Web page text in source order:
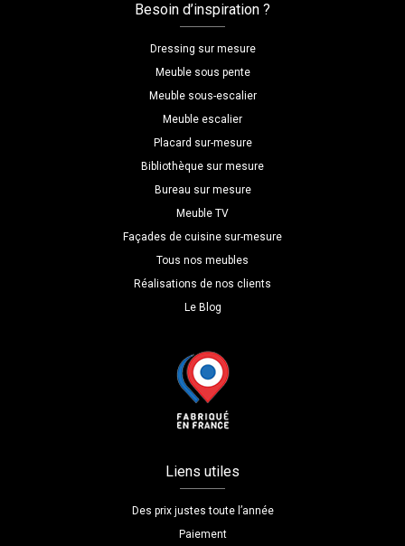
Besoin d’inspiration ?
Dressing sur mesure
Meuble sous pente
Meuble sous-escalier
Meuble escalier
Placard sur-mesure
Bibliothèque sur mesure
Bureau sur mesure
Meuble TV
Façades de cuisine sur-mesure
Tous nos meubles
Réalisations de nos clients
Le Blog
Liens utiles
Des prix justes toute l’année
Paiement